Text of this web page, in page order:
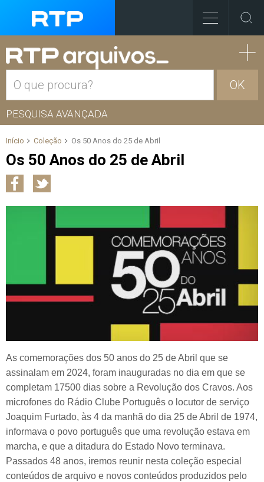
OK
PESQUISA AVANÇADA
Início Coleção Os 50 Anos do 25 de Abril
Os 50 Anos do 25 de Abril
As comemorações dos 50 anos do 25 de Abril que se
assinalam em 2024, foram inauguradas no dia em que se
completam 17500 dias sobre a Revolução dos Cravos. Aos
microfones do Rádio Clube Português o locutor de serviço
Joaquim Furtado, às 4 da manhã do dia 25 de Abril de 1974,
informava o povo português que uma revolução estava em
marcha, e que a ditadura do Estado Novo terminava.
Passados 48 anos, iremos reunir nesta coleção especial
conteúdos de arquivo e novos conteúdos produzidos pelo